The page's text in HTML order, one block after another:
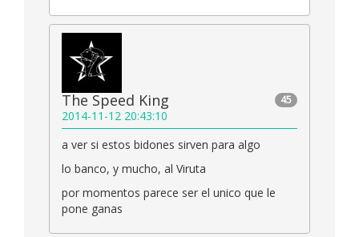
45
The Speed King
2014-11-12 20:43:10
a ver si estos bidones sirven para algo
lo banco, y mucho, al Viruta
por momentos parece ser el unico que le
pone ganas